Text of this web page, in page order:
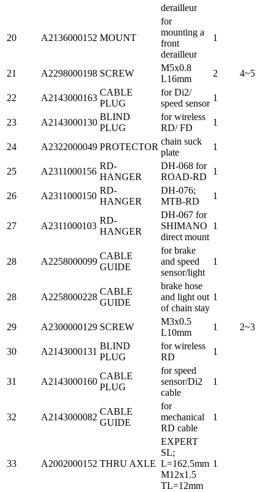
derailleur
20 A2136000152 MOUNT
for
mounting a
front
derailleur
1
21 A2298000198 SCREW
M5x0.8
L16mm
2 4~5
22 A2143000163
CABLE
PLUG
for Di2/
speed sensor
1
23 A2143000130
BLIND
PLUG
for wireless
RD/ FD
1
24 A2322000049 PROTECTOR
chain suck
plate
1
25 A2311000156
RD-
HANGER
DH-068 for
ROAD-RD
1
26 A2311000150
RD-
HANGER
DH-076;
MTB-RD
1
27 A2311000103
RD-
HANGER
DH-067 for
SHIMANO
direct mount
1
28 A2258000099
CABLE
GUIDE
for brake
and speed
sensor/light
1
28 A2258000228
CABLE
GUIDE
brake hose
and light out
of chain stay
1
29 A2300000129 SCREW
M3x0.5
L10mm
1 2~3
30 A2143000131
BLIND
PLUG
for wireless
RD
1
31 A2143000160
CABLE
PLUG
for speed
sensor/Di2
cable
1
32 A2143000082
CABLE
GUIDE
for
mechanical
RD cable
1
33 A2002000152 THRU AXLE
EXPERT
SL;
L=162.5mm
M12x1.5
TL=12mm
1